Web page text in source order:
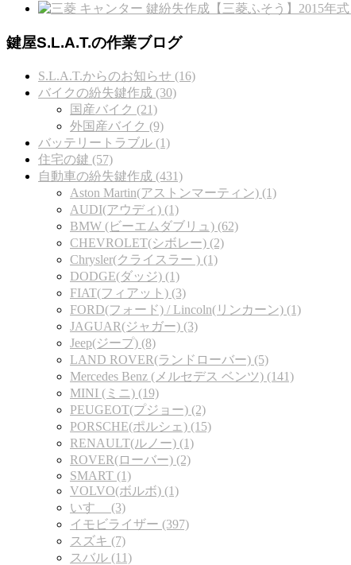
【三菱ふそう】2015年
鍵屋S.L.A.T.の作業ブログ
S.L.A.T.からのお知らせ (16)
バイクの紛失鍵作成 (30)
国産バイク (21)
外国産バイク (9)
バッテリートラブル (1)
住宅の鍵 (57)
自動車の紛失鍵作成 (431)
Aston Martin(アストンマーティン) (1)
AUDI(アウディ) (1)
BMW (ビーエムダブリュ) (62)
CHEVROLET(シボレー) (2)
Chrysler(クライスラー ) (1)
DODGE(ダッジ) (1)
FIAT(フィアット) (3)
FORD(フォード) / Lincoln(リンカーン) (1)
JAGUAR(ジャガー) (3)
Jeep(ジープ) (8)
LAND ROVER(ランドローバー) (5)
Mercedes Benz (メルセデス ベンツ) (141)
MINI (ミニ) (19)
PEUGEOT(プジョー) (2)
PORSCHE(ポルシェ) (15)
RENAULT(ルノー) (1)
ROVER(ローバー) (2)
SMART (1)
VOLVO(ボルボ) (1)
いすゞ (3)
イモビライザー (397)
スズキ (7)
スバル (11)